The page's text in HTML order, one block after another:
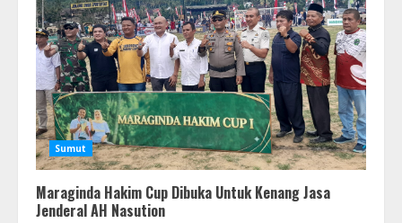
Sumut
Maraginda Hakim Cup Dibuka Untuk Kenang Jasa
Jenderal AH Nasution